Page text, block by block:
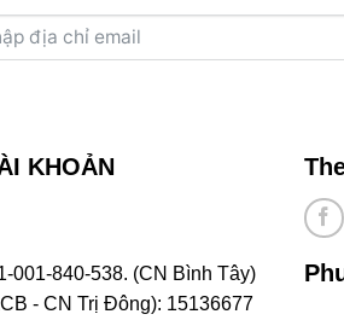
KHOẢN
001-840-538. (CN Bình Tây)
- CN Trị Đông): 15136677